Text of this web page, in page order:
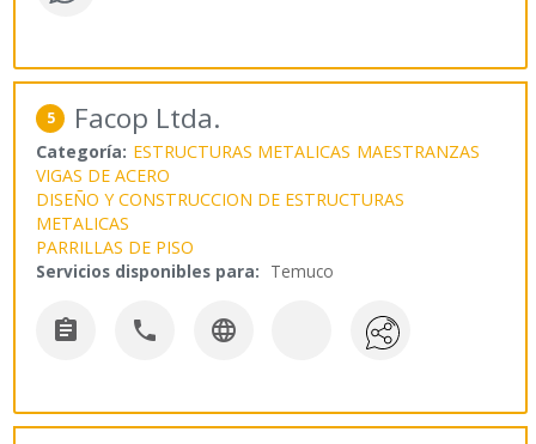
5 Facop Ltda.
Categoría: ESTRUCTURAS METALICAS MAESTRANZAS
VIGAS DE ACERO
DISEÑO Y CONSTRUCCION DE ESTRUCTURAS
METALICAS
PARRILLAS DE PISO
Servicios disponibles para: Temuco
  